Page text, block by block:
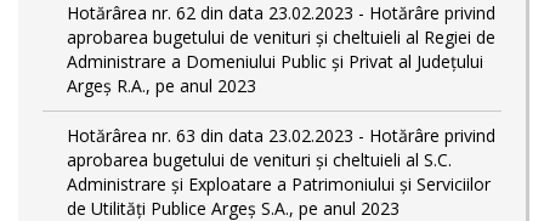
Hotărârea nr. 62 din data 23.02.2023 - Hotărâre privind
aprobarea bugetului de venituri și cheltuieli al Regiei de
Administrare a Domeniului Public și Privat al Județului
Argeș R.A., pe anul 2023
Hotărârea nr. 63 din data 23.02.2023 - Hotărâre privind
aprobarea bugetului de venituri și cheltuieli al S.C.
Administrare și Exploatare a Patrimoniului și Serviciilor
de Utilități Publice Argeș S.A., pe anul 2023